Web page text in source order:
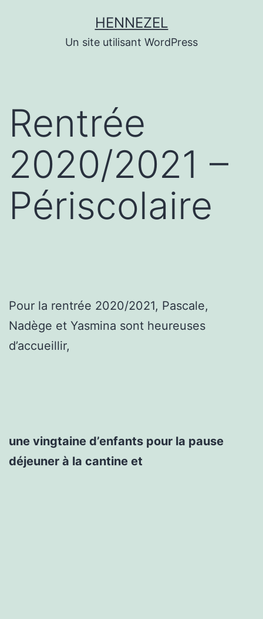
HENNEZEL
Un site utilisant WordPress
Rentrée
2020/2021 –
Périscolaire
Pour la rentrée 2020/2021, Pascale,
Nadège et Yasmina sont heureuses
d’accueillir,
une vingtaine d’enfants pour la pause
déjeuner à la cantine et